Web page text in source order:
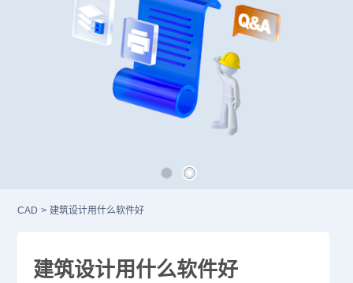
CAD > 建筑设计用什么软件好
建筑设计用什么软件好